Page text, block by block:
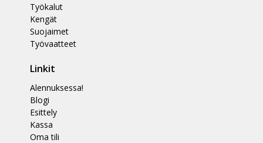
Työkalut
Kengät
Suojaimet
Työvaatteet
Linkit
Alennuksessa!
Blogi
Esittely
Kassa
Oma tili